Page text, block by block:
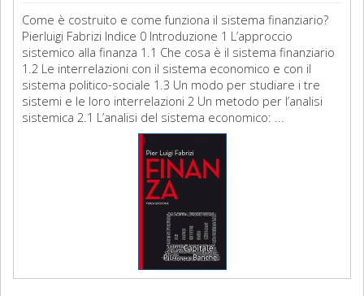
Come è costruito e come funziona il sistema finanziario?
Pierluigi Fabrizi Indice 0 Introduzione 1 L’approccio
sistemico alla finanza 1.1 Che cosa è il sistema finanziario
1.2 Le interrelazioni con il sistema economico e con il
sistema politico-sociale 1.3 Un modo per studiare i tre
sistemi e le loro interrelazioni 2 Un metodo per l’analisi
sistemica 2.1 L’analisi del sistema economico: ...